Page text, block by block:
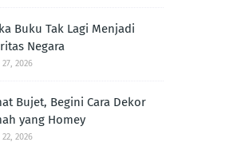
Buku Tak Lagi Menjadi
Negara
27, 2026
Bujet, Begini Cara Dekor
yang Homey
22, 2026